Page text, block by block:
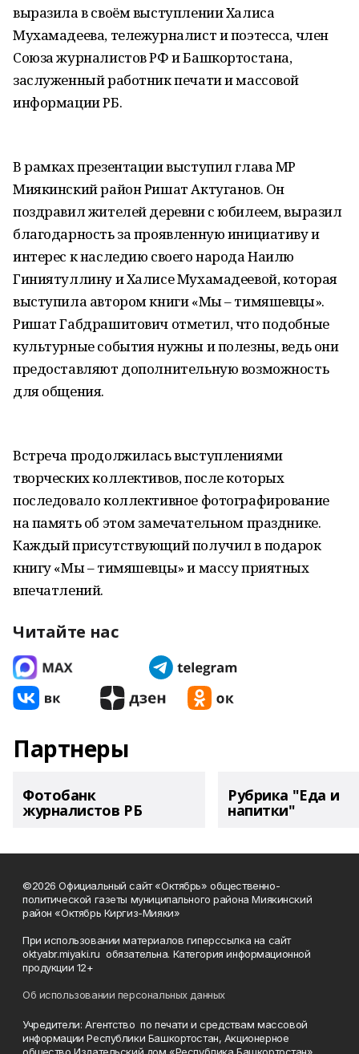
выразила в своём выступлении Халиса
Мухамадеева, тележурналист и поэтесса, член
Союза журналистов РФ и Башкортостана,
заслуженный работник печати и массовой
информации РБ.
В рамках презентации выступил глава МР
Миякинский район Ришат Актуганов. Он
поздравил жителей деревни с юбилеем, выразил
благодарность за проявленную инициативу и
интерес к наследию своего народа Наилю
Гиниятуллину и Халисе Мухамадеевой, которая
выступила автором книги «Мы – тимяшевцы».
Ришат Габдрашитович отметил, что подобные
культурные события нужны и полезны, ведь они
предоставляют дополнительную возможность
для общения.
Встреча продолжилась выступлениями
творческих коллективов, после которых
последовало коллективное фотографирование
на память об этом замечательном празднике.
Каждый присутствующий получил в подарок
книгу «Мы – тимяшевцы» и массу приятных
впечатлений.
Читайте нас
Партнеры
Фотобанк
журналистов РБ
Рубрика "Еда и
напитки"
©2026 Официальный сайт «Октябрь» общественно-
политической газеты муниципального района Миякинский
район «Октябрь Киргиз-Мияки»
При использовании материалов гиперссылка на сайт
oktyabr.miyaki.ru обязательна. Категория информационной
продукции 12+
Об использовании персональных данных
Учредители: Агентство по печати и средствам массовой
информации Республики Башкортостан, Акционерное